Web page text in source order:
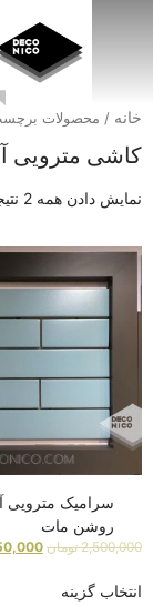
خانه / محصولات
کاشی مترویی
نمایش دادن همه 2 نتیجه
سرامیک مترویی
روشن مات
2,500,000 تومان
انتخاب گزینه